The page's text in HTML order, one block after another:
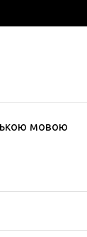
мовою